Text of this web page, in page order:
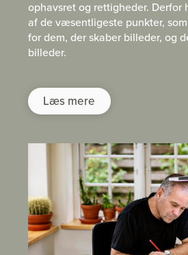
ophavsret og rettigheder. Derfor
af de væsentligeste punkter,
for dem, der skaber billeder, og
billeder.
Læs mere